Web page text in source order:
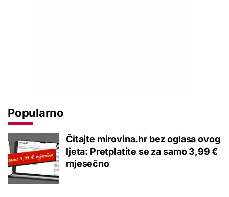
Popularno
Čitajte mirovina.hr bez oglasa ovog
ljeta: Pretplatite se za samo 3,99 €
mjesečno